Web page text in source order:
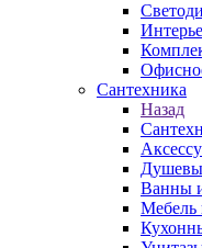
Сантехника
Назад
Ванны
Мебель